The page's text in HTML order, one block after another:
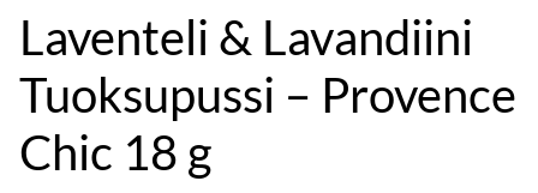
Laventeli & Lavandiini
Tuoksupussi – Provence
Chic 18 g